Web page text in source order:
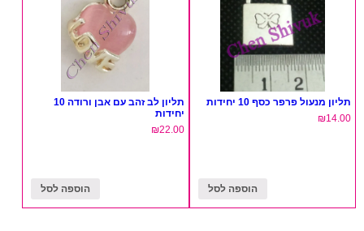
תליון מנעול פרפר כסף 10 יחידות
₪14.00
הוספה לסל
תליון לב זהב עם אבן ורודה 10
יחידות
₪22.00
הוספה לסל